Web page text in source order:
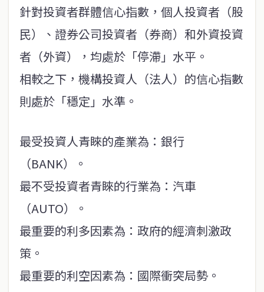
針對投資者群體信心指數，個人投資者（股
民）、證券公司投資者（券商）和外資投資
者（外資），均處於「停滯」水平。
相較之下，機構投資人（法人）的信心指數
則處於「穩定」水準。
最受投資人青睞的產業為：銀行
（BANK）。
最不受投資者青睞的行業為：汽車
（AUTO）。
最重要的利多因素為：政府的經濟刺激政
策。
最重要的利空因素為：國際衝突局勢。